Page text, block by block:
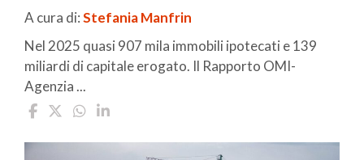
A cura di:Stefania Manfrin
Nel 2025 quasi 907 mila immobili ipotecati e 139
miliardi di capitale erogato. Il Rapporto OMI-
Agenzia ...